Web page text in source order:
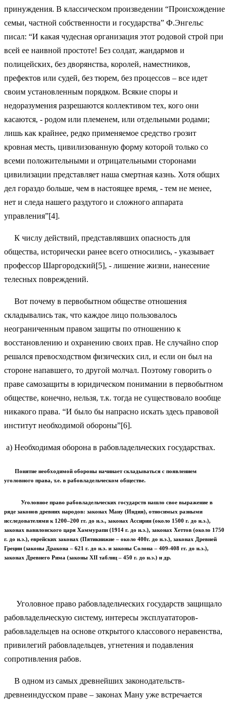
принуждения. В классическом произведении “Происхождение
семьи, частной собственности и государства” Ф.Энгельс
писал: “И какая чудесная организация этот родовой строй при
всей ее наивной простоте! Без солдат, жандармов и
полицейских, без дворянства, королей, наместников,
префектов или судей, без тюрем, без процессов – все идет
своим установленным порядком. Всякие споры и
недоразумения разрешаются коллективом тех, кого они
касаются, - родом или племенем, или отдельными родами;
лишь как крайнее, редко применяемое средство грозит
кровная месть, цивилизованную форму которой только со
всеми положительными и отрицательными сторонами
цивилизации представляет наша смертная казнь. Хотя общих
дел гораздо больше, чем в настоящее время, - тем не менее,
нет и следа нашего раздутого и сложного аппарата
управления”[4].
К числу действий, представлявших опасность для
общества, исторически ранее всего относились, - указывает
профессор Шаргородский[5], - лишение жизни, нанесение
телесных повреждений.
Вот почему в первобытном обществе отношения
складывались так, что каждое лицо пользовалось
неограниченным правом защиты по отношению к
восстановлению и охранению своих прав. Не случайно спор
решался превосходством физических сил, и если он был на
стороне напавшего, то другой молчал. Поэтому говорить о
праве самозащиты в юридическом понимании в первобытном
обществе, конечно, нельзя, т.к. тогда не существовало вообще
никакого права. “И было бы напрасно искать здесь правовой
институт необходимой обороны”[6].
а) Необходимая оборона в рабовладельческих государствах.
Понятие необходимой обороны начинает складываться с появлением
уголовного права, т.е. в рабовладельческом обществе.
Уголовное право рабовладельческих государств нашло свое выражение в
ряде законов древних народов: законах Ману (Индия), относимых разными
исследователями к 1200–200 гг. до н.э., законах Ассирии (около 1500 г. до н.э.),
законах вавилонского царя Хаммурапи (1914 г. до н.э.), законах Хеттов (около 1750
г. до н.э.), еврейских законах (Пятикнижие – около 400г. до н.э.), законах Древней
Греции (законы Дракона – 621 г. до н.э. и законы Солона – 409-408 гг. до н.э.),
законах Древнего Рима (законы XII таблиц – 450 г. до н.э.) и др.
Уголовное право рабовладельческих государств защищало
рабовладельческую систему, интересы эксплуататоров-
рабовладельцев на основе открытого классового неравенства,
привилегий рабовладельцев, угнетения и подавления
сопротивления рабов.
В одном из самых древнейших законодательств-
древнеиндусском праве – законах Ману уже встречается